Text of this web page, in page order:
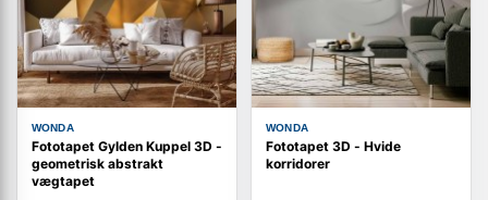
WONDA
Fototapet Gylden Kuppel 3D -
geometrisk abstrakt
vægtapet
WONDA
Fototapet 3D - Hvide
korridorer